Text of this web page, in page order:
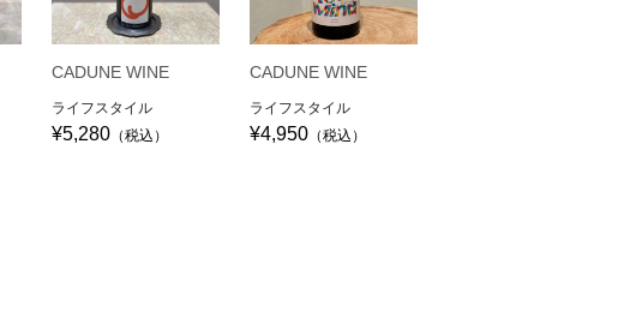
CADUNE WINE
ライフスタイル
¥5,280 （税込）
CADUNE WINE
ライフスタイル
¥4,950 （税込）